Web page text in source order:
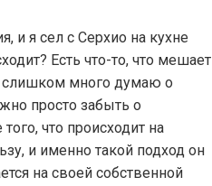
и я сел с Серхио на кухне
Есть что-то, что мешает
слишком много думаю о
просто забыть о
что происходит на
и именно такой подход он
на своей собственной